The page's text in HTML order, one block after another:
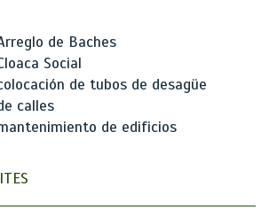
de Baches
Social
de tubos de desagüe
calles
de edificios